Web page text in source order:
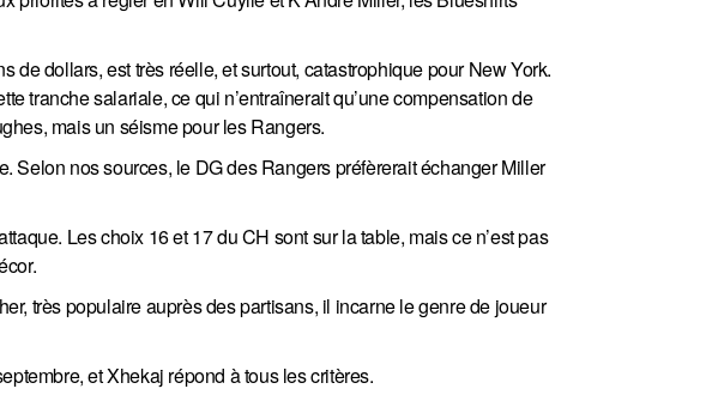
de dollars, est très réelle, et surtout, catastrophique pour New York.
tranche salariale, ce qui n’entraînerait qu’une compensation de
mais un séisme pour les Rangers.
Selon nos sources, le DG des Rangers préfèrerait échanger Miller
Les choix 16 et 17 du CH sont sur la table, mais ce n’est pas
très populaire auprès des partisans, il incarne le genre de joueur
et Xhekaj répond à tous les critères.